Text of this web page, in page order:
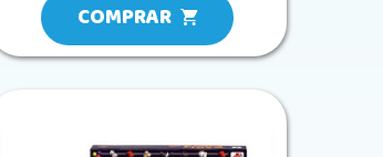
COMPRAR